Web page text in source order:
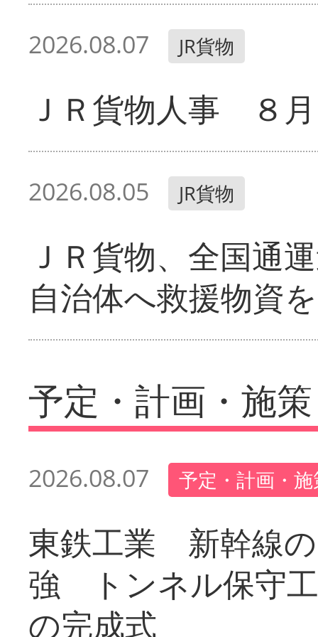
2026.08.07 JR貨物
ＪＲ貨物人事 ８
2026.08.05 JR貨物
ＪＲ貨物、全国通
自治体へ救援物資
予定・計画・施策
2026.08.07 予定・計画・
東鉄工業 新幹線
強 トンネル保守
の完成式